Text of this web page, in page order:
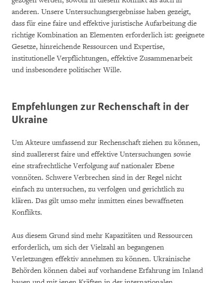
anderen. Unsere Untersuchungsergebnisse haben gezeigt,
dass für eine faire und effektive juristische Aufarbeitung die
richtige Kombination an Elementen erforderlich ist: geeignete
Gesetze, hinreichende Ressourcen und Expertise,
institutionelle Verpflichtungen, effektive Zusammenarbeit
und insbesondere politischer Wille.
Empfehlungen zur Rechenschaft in der
Ukraine
Um Akteure umfassend zur Rechenschaft ziehen zu können,
sind zuallererst faire und effektive Untersuchungen sowie
eine strafrechtliche Verfolgung auf nationaler Ebene
vonnöten. Schwere Verbrechen sind in der Regel nicht
einfach zu untersuchen, zu verfolgen und gerichtlich zu
klären. Das gilt umso mehr inmitten eines bewaffneten
Konflikts.
Aus diesem Grund sind mehr Kapazitäten und Ressourcen
erforderlich, um sich der Vielzahl an begangenen
Verletzungen effektiv annehmen zu können. Ukrainische
Behörden können dabei auf vorhandene Erfahrung im Inland